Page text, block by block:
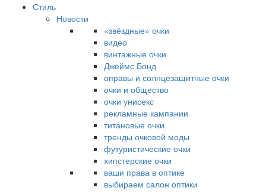
Стиль
Новости
«звёздные» очки
видео
винтажные очки
Джеймс Бонд
оправы и солнцезащитные очки
очки и общество
очки унисекс
рекламные кампании
титановые очки
тренды очковой моды
футуристические очки
хипстерские очки
ваши права в оптике
выбираем салон оптики